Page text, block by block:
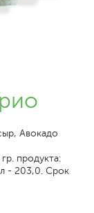
Авокадо
продукта:
- 203,0. Срок